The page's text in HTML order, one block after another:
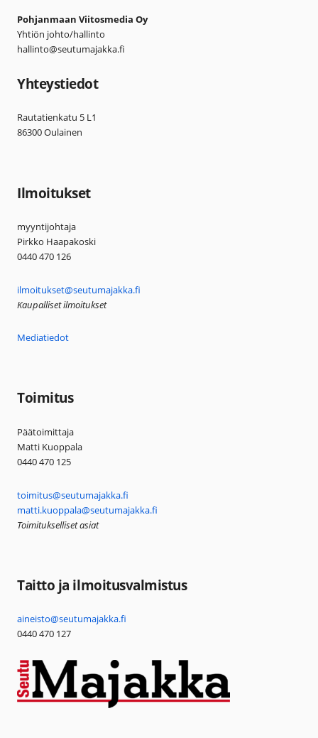
Pohjanmaan Viitosmedia Oy
Yhtiön johto/hallinto
hallinto@seutumajakka.fi
Yhteystiedot
Rautatienkatu 5 L1
86300 Oulainen
Ilmoitukset
myyntijohtaja
Pirkko Haapakoski
0440 470 126
ilmoitukset@seutumajakka.fi
Kaupalliset ilmoitukset
Mediatiedot
Toimitus
Päätoimittaja
Matti Kuoppala
0440 470 125
toimitus@seutumajakka.fi
matti.kuoppala@seutumajakka.fi
Toimitukselliset asiat
Taitto ja ilmoitusvalmistus
aineisto@seutumajakka.fi
0440 470 127